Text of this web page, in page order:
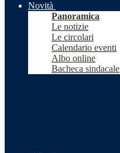
Novità
Panoramica
Le notizie
Le circolari
Calendario eventi
Albo online
Bacheca sindacale